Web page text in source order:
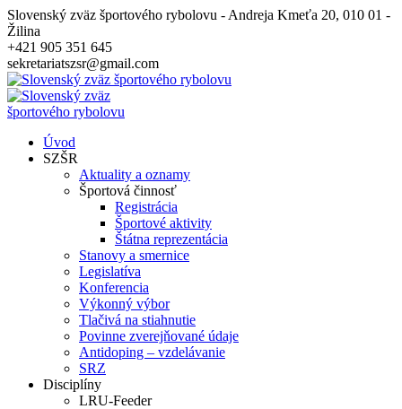
Slovenský zväz športového rybolovu - Andreja Kmeťa 20, 010 01 -
Žilina
+421 905 351 645
sekretariatszsr@gmail.com
Úvod
SZŠR
Aktuality a oznamy
Športová činnosť
Registrácia
Športové aktivity
Štátna reprezentácia
Stanovy a smernice
Legislatíva
Konferencia
Výkonný výbor
Tlačivá na stiahnutie
Povinne zverejňované údaje
Antidoping – vzdelávanie
SRZ
Disciplíny
LRU-Feeder